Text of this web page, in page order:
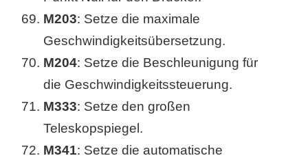
M203: Setze die maximale
Geschwindigkeitsübersetzung.
M204: Setze die Beschleunigung für
die Geschwindigkeitssteuerung.
M333: Setze den großen
Teleskopspiegel.
M341: Setze die automatische